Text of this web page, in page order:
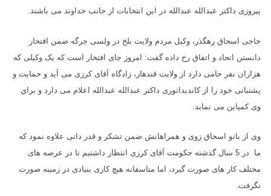
پیروزی داکتر عبدالله عبدالله در این انتخابات از جانب خداوند می باشند.
حاجی اسحاق رهگذر، وکیل مردم ولایت بلخ در ولسی جرگه ضمن افتخار
دانستن اتحاد و اتفاق رخ داده گفت: امروز جای افتخار است که یک وکیلی که
هزاران نفر حامی دارد از ولایت قندهار، زادگاه آقای کرزی می آید و حمایت و
پشتبانی خود را از کاندیداتوری داکتر عبدالله عبدالله اعلام می دارد و براي
وی کمپاین می نماید.
وی از بانو اسحاق زوی و همراهانش ضمن تشکر و قدر دانی علاوه نمود که
ما در 5 سال گذشته حکومت آقای کرزی انتظار داشتیم تا در عرصه های
مختلف کار های صورت گیرد، اما متاسفانه هیچ کاری بنیادی در زمینه صورت
نگرفت.